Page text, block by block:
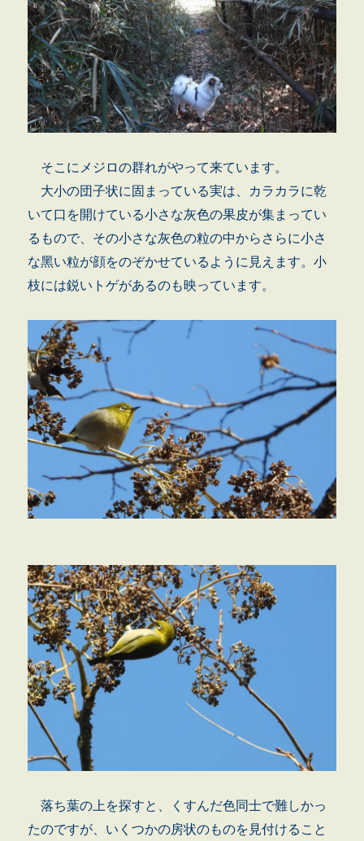
そこにメジロの群れがやって来ています。
大小の団子状に固まっている実は、カラカラに乾
いて口を開けている小さな灰色の果皮が集まってい
るもので、その小さな灰色の粒の中からさらに小さ
な黑い粒が顔をのぞかせているように見えます。小
枝には鋭いトゲがあるのも映っています。
落ち葉の上を探すと、くすんだ色同士で難しかっ
たのですが、いくつかの房状のものを見付けること